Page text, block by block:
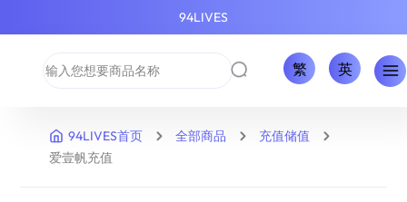
94LIVES
繁 英
94LIVES首页 全部商品
充值储值
爱壹帆充值